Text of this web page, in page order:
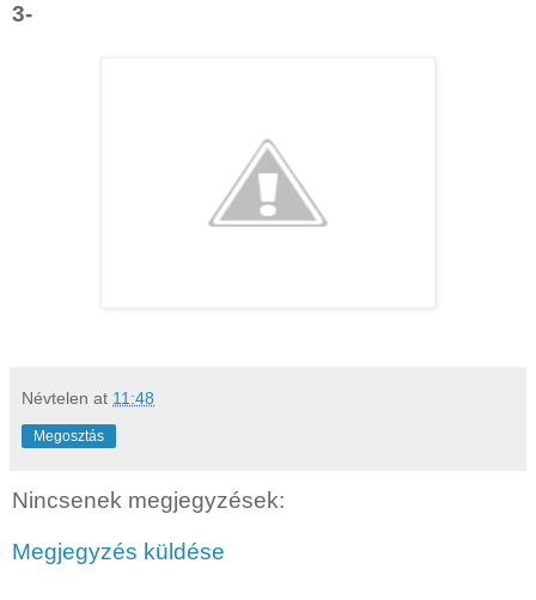
3-
Névtelen at 11:48
Megosztás
Nincsenek megjegyzések:
Megjegyzés küldése